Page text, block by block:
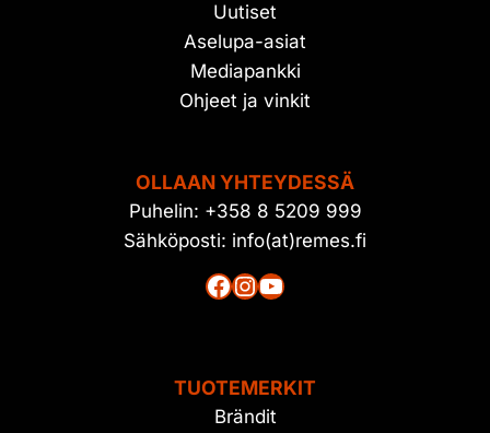
Uutiset
Aselupa-asiat
Mediapankki
Ohjeet ja vinkit
OLLAAN YHTEYDESSÄ
Puhelin: +358 8 5209 999
Sähköposti: info(at)remes.fi
Facebook
Instagram
YouTube
TUOTEMERKIT
Brändit